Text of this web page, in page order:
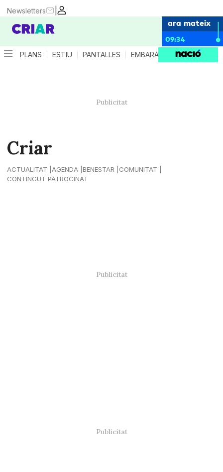
|
Newsletters
ara mateix
09:34
PLANS ESTIU PANTALLES EMBARÀS CRIANÇA
Criar
ACTUALITAT AGENDA BENESTAR
COMUNITAT
CONTINGUT PATROCINAT